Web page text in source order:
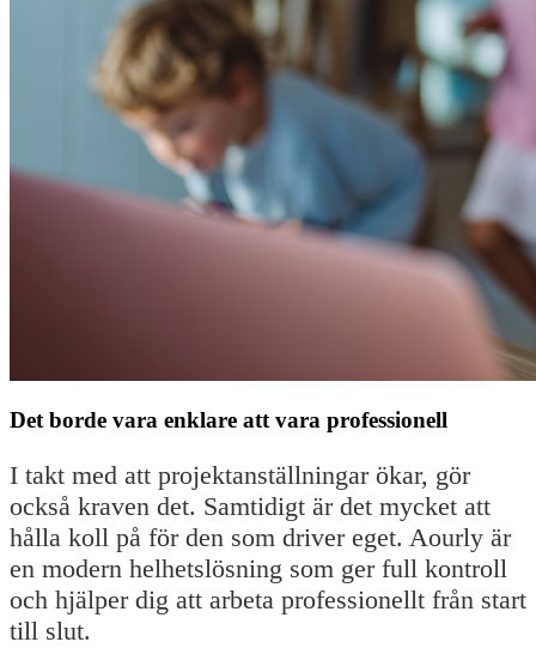
Det borde vara enklare att vara professionell
I takt med att projektanställningar ökar, gör
också kraven det. Samtidigt är det mycket att
hålla koll på för den som driver eget. Aourly är
en modern helhetslösning som ger full kontroll
och hjälper dig att arbeta professionellt från start
till slut.